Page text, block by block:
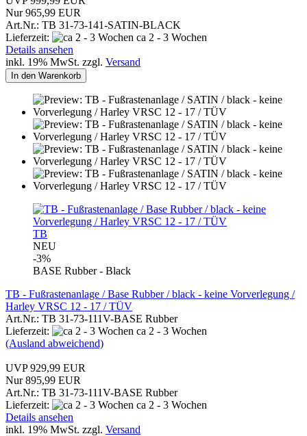
Nur 965,99 EUR
Art.Nr.: TB 31-73-141-SATIN-BLACK
Lieferzeit:
ca 2 - 3 Wochen
Details ansehen
inkl. 19% MwSt. zzgl. Versand
In den Warenkorb
TB
NEU
-3%
BASE Rubber - Black
TB - Fußrastenanlage / Base Rubber / black - keine Vorverlegung /
Harley VRSC 12 - 17 / TÜV
Art.Nr.: TB 31-73-111V-BASE Rubber
Lieferzeit:
ca 2 - 3 Wochen
(Ausland abweichend)
UVP 929,99 EUR
Nur 895,99 EUR
Art.Nr.: TB 31-73-111V-BASE Rubber
Lieferzeit:
ca 2 - 3 Wochen
Details ansehen
inkl. 19% MwSt. zzgl. Versand